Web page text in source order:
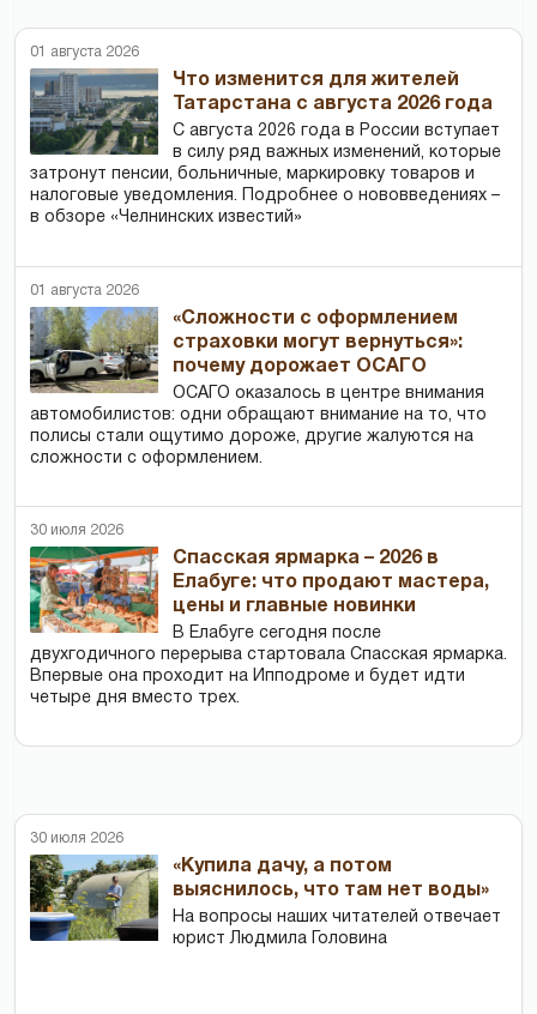
01 августа 2026
Что изменится для жителей
Татарстана с августа 2026 года
С августа 2026 года в России вступает
в силу ряд важных изменений, которые
затронут пенсии, больничные, маркировку товаров и
налоговые уведомления. Подробнее о нововведениях –
в обзоре «Челнинских известий»
01 августа 2026
«Сложности с оформлением
страховки могут вернуться»:
почему дорожает ОСАГО
ОСАГО оказалось в центре внимания
автомобилистов: одни обращают внимание на то, что
полисы стали ощутимо дороже, другие жалуются на
сложности с оформлением.
30 июля 2026
Спасская ярмарка – 2026 в
Елабуге: что продают мастера,
цены и главные новинки
В Елабуге сегодня после
двухгодичного перерыва стартовала Спасская ярмарка.
Впервые она проходит на Ипподроме и будет идти
четыре дня вместо трех.
30 июля 2026
«Купила дачу, а потом
выяснилось, что там нет воды»
На вопросы наших читателей отвечает
юрист Людмила Головина